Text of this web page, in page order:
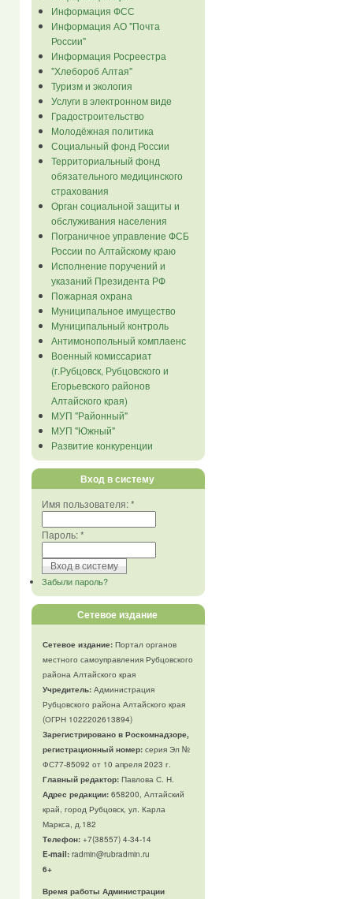
Информация ФСС
Информация АО "Почта
России"
Информация Росреестра
"Хлебороб Алтая"
Туризм и экология
Услуги в электронном виде
Градостроительство
Молодёжная политика
Социальный фонд России
Территориальный фонд
обязательного медицинского
страхования
Орган социальной защиты и
обслуживания населения
Пограничное управление ФСБ
России по Алтайскому краю
Исполнение поручений и
указаний Президента РФ
Пожарная охрана
Муниципальное имущество
Муниципальный контроль
Антимонопольный комплаенс
Военный комиссариат
(г.Рубцовск, Рубцовского и
Егорьевского районов
Алтайского края)
МУП "Районный"
МУП "Южный"
Развитие конкуренции
Вход в систему
Имя пользователя:*
Пароль:*
Забыли пароль?
Сетевое издание
Сетевое издание:Портал органов
местного самоуправления Рубцовского
района Алтайского края
Учредитель:Администрация
Рубцовского района Алтайского края
(ОГРН 1022202613894)
Зарегистрировано в Роскомнадзоре,
регистрационный номер:серия Эл №
ФС77-85092 от 10 апреля 2023 г.
Главный редактор:Павлова С. Н.
Адрес редакции:658200, Алтайский
край, город Рубцовск, ул. Карла
Маркса, д.182
Телефон:+7(38557) 4-34-14
E-mail:radmin@rubradmin.ru
6+
Время работы Администрации